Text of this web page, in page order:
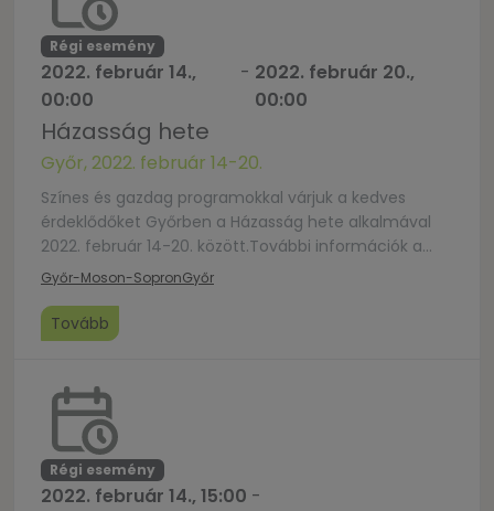
Régi esemény
2022. február 14.,
00:00
- 2022. február 20.,
00:00
Házasság hete
Győr, 2022. február 14-20.
Színes és gazdag programokkal várjuk a kedves
érdeklődőket Győrben a Házasság hete alkalmával
2022. február 14-20. között.További információk a
facebook.com/HheteGyor oldalon.
Győr-Moson-SopronGyőr
Tovább
Régi esemény
2022. február 14., 15:00 -